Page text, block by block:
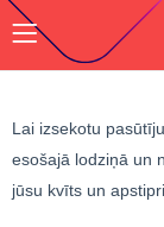
Lai izsekotu
esošajā lodziņā un
jūsu kvīts un